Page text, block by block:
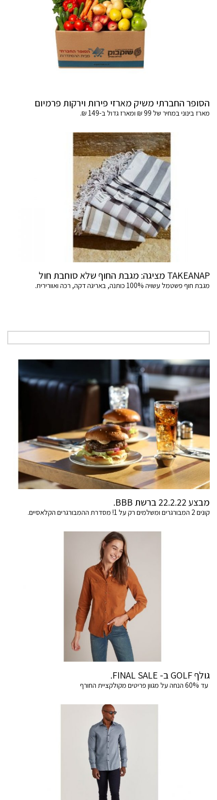
הסופר החברתי משיק מארזי פירות וירקות פרמיום
מארז בינוני במחיר של 99 ₪ ומארז גדול ב-149 ₪.
TAKEANAP מציגה: מגבת החוף שלא סוחבת חול
מגבת חוף פשטמל עשויה 100% כותנה, באריגה דקה, רכה ואוורירית.
מבצע 22.2.22 ברשת BBB.
קונים 2 המבורגרים ומשלמים רק על 1! מסדרת ההמבורגרים הקלאסיים.
גולף GOLF ב- FINAL SALE.
עד 60% הנחה על מגוון פריטים מקולקציית החורף